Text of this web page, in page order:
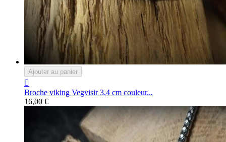
Ajouter au panier

Broche viking Vegvisir 3,4 cm couleur...
16,00 €